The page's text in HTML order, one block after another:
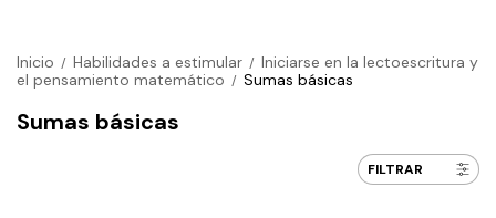
Inicio / Habilidades a estimular / Iniciarse en la lectoescritura y
el pensamiento matemático / Sumas básicas
Sumas básicas
FILTRAR